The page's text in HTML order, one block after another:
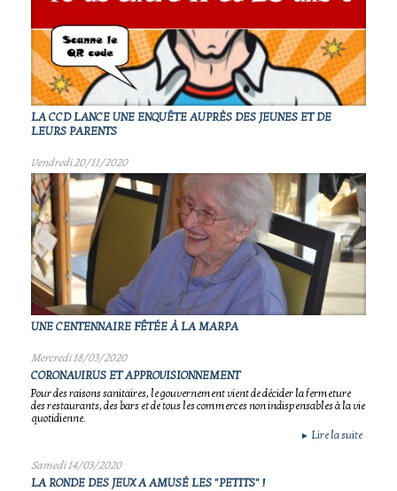
LA CCD LANCE UNE ENQUÊTE AUPRÈS DES JEUNES ET DE
LEURS PARENTS
Vendredi 20/11/2020
UNE CENTENNAIRE FÊTÉE À LA MARPA
Mercredi 18/03/2020
CORONAVIRUS ET APPROVISIONNEMENT
Pour des raisons sanitaires, le gouvernement vient de décider la fermeture
des restaurants, des bars et de tous les commerces non indispensables à la vie
quotidienne.
► Lire la suite
Samedi 14/03/2020
LA RONDE DES JEUX A AMUSÉ LES "PETITS" !